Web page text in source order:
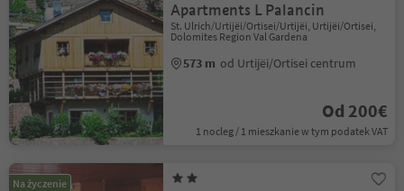
Apartments L Palancin
St. Ulrich/Urtijëi/Ortisei/Urtijëi, Urtijëi/Ortisei,
Dolomites Region Val Gardena
573 m od Urtijëi/Ortisei centrum
Od 200€
1 nocleg / 1 mieszkanie w tym podatek VAT
Na życzenie